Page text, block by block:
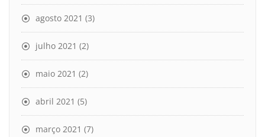
agosto 2021 (3)
julho 2021 (2)
maio 2021 (2)
abril 2021 (5)
março 2021 (7)